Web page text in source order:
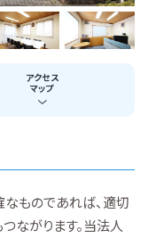
アクセス
マップ
ものであれば、適切
ながります。当法人